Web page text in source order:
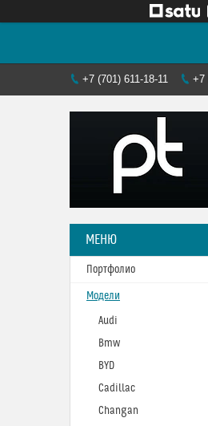
+7 (701) 611-18-11 +7
Портфолио
Модели
Audi
Bmw
BYD
Cadillac
Changan